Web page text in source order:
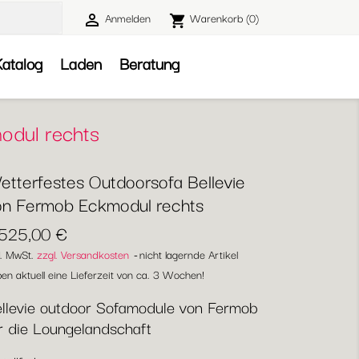
 Anmelden shopping_cart Warenkorb(0)
Laden Beratung
rechts
Outdoorsofa Bellevie
Fermob Eckmodul rechts
€
MwSt. zzgl. Versandkosten nicht lagernde Artikel
aktuell eine Lieferzeit von ca. 3 Wochen!
outdoor Sofamodule von Fermob
die Loungelandschaft